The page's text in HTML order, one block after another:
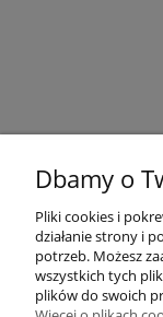
Dbamy o
Pliki cookies i
działanie strony i
potrzeb. Możesz
wszystkich tych
plików do swoich